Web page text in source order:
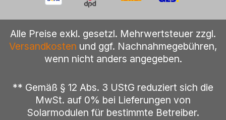
Alle Preise exkl. gesetzl. Mehrwertsteuer zzgl.
Versandkosten und ggf. Nachnahmegebühren,
wenn nicht anders angegeben.
** Gemäß § 12 Abs. 3 UStG reduziert sich die
MwSt. auf 0% bei Lieferungen von
Solarmodulen für bestimmte Betreiber.